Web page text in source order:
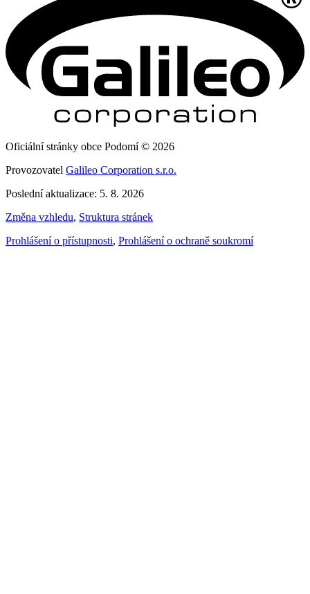
Oficiální stránky obce Podomí © 2026
Provozovatel Galileo Corporation s.r.o.
Poslední aktualizace: 5. 8. 2026
Změna vzhledu, Struktura stránek
Prohlášení o přístupnosti, Prohlášení o ochraně soukromí